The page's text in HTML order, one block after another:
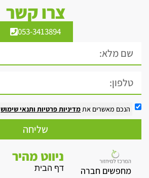
צרו קשר
053-3413894
הנכם מאשרים אתמדיניות פרטיות ותנאי שימוש
שליחה
מחפשים חברה
ניווט מהיר
דף הבית